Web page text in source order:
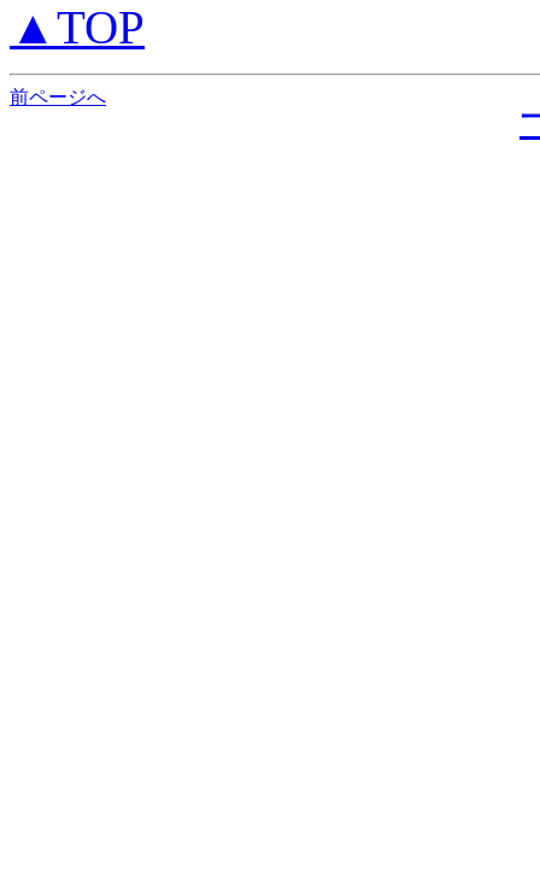
▲TOP
前ページへ